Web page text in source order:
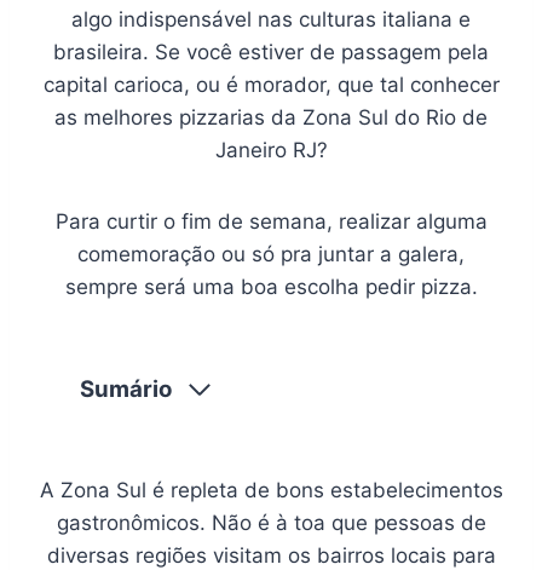
algo indispensável nas culturas italiana e
brasileira. Se você estiver de passagem pela
capital carioca, ou é morador, que tal conhecer
as melhores pizzarias da Zona Sul do Rio de
Janeiro RJ?
Para curtir o fim de semana, realizar alguma
comemoração ou só pra juntar a galera,
sempre será uma boa escolha pedir pizza.
Sumário
A Zona Sul é repleta de bons estabelecimentos
gastronômicos. Não é à toa que pessoas de
diversas regiões visitam os bairros locais para